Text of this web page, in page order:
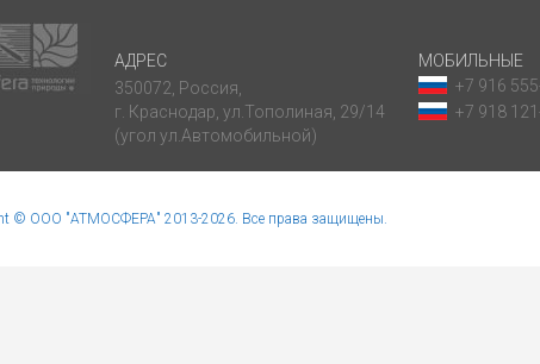
АДРЕС
350072, Россия,
г. Краснодар, ул.Тополиная, 29/14
(угол ул.Автомобильной)
МОБИЛЬНЫЕ
+7 916
+7 918
© ООО "АТМОСФЕРА" 2013-2026. Все права защищены.